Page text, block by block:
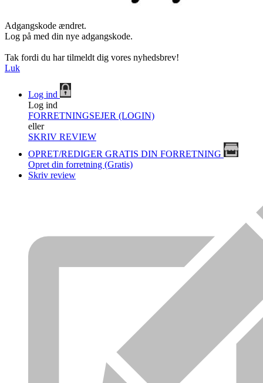
Adgangskode ændret.
Log på med din nye adgangskode.
Tak fordi du har tilmeldt dig vores nyhedsbrev!
Luk
Log ind
Log ind
FORRETNINGSEJER (LOGIN)
eller
SKRIV REVIEW
OPRET/REDIGER GRATIS DIN FORRETNING
Opret din forretning (Gratis)
Skriv review